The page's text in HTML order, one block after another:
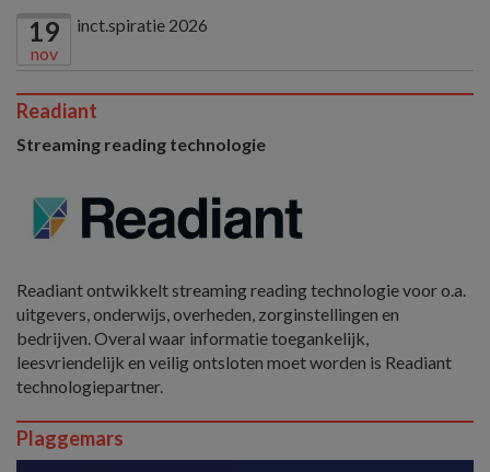
19
nov
inct.spiratie 2026
Readiant
Streaming reading technologie
Readiant ontwikkelt streaming reading technologie voor o.a.
uitgevers, onderwijs, overheden, zorginstellingen en
bedrijven. Overal waar informatie toegankelijk,
leesvriendelijk en veilig ontsloten moet worden is Readiant
technologiepartner.
Plaggemars